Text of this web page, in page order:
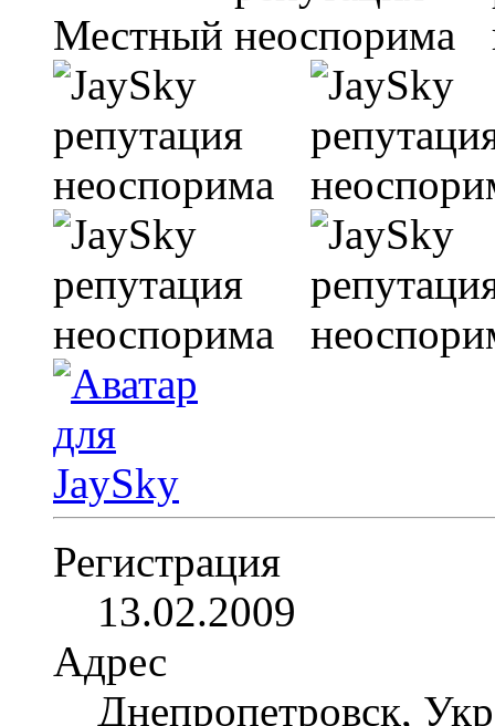
Местный
Регистрация
13.02.2009
Адрес
Днепропетровск,